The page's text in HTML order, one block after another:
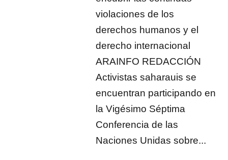
violaciones de los
derechos humanos y el
derecho internacional
ARAINFO REDACCIÓN
Activistas saharauis se
encuentran participando en
la Vigésimo Séptima
Conferencia de las
Naciones Unidas sobre...